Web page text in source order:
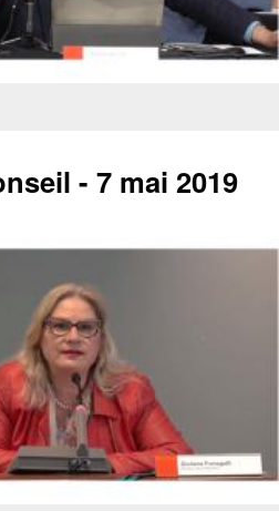
- 7 mai 2019